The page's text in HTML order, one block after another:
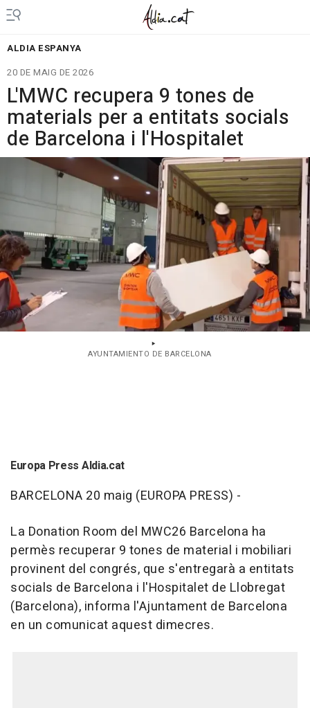
ALDIA ESPANYA
20 DE MAIG DE 2026
L'MWC recupera 9 tones de
materials per a entitats socials
de Barcelona i l'Hospitalet
AYUNTAMIENTO DE BARCELONA
Europa Press Aldia.cat
BARCELONA 20 maig (EUROPA PRESS) -
La Donation Room del MWC26 Barcelona ha
permès recuperar 9 tones de material i mobiliari
provinent del congrés, que s'entregarà a entitats
socials de Barcelona i l'Hospitalet de Llobregat
(Barcelona), informa l'Ajuntament de Barcelona
en un comunicat aquest dimecres.